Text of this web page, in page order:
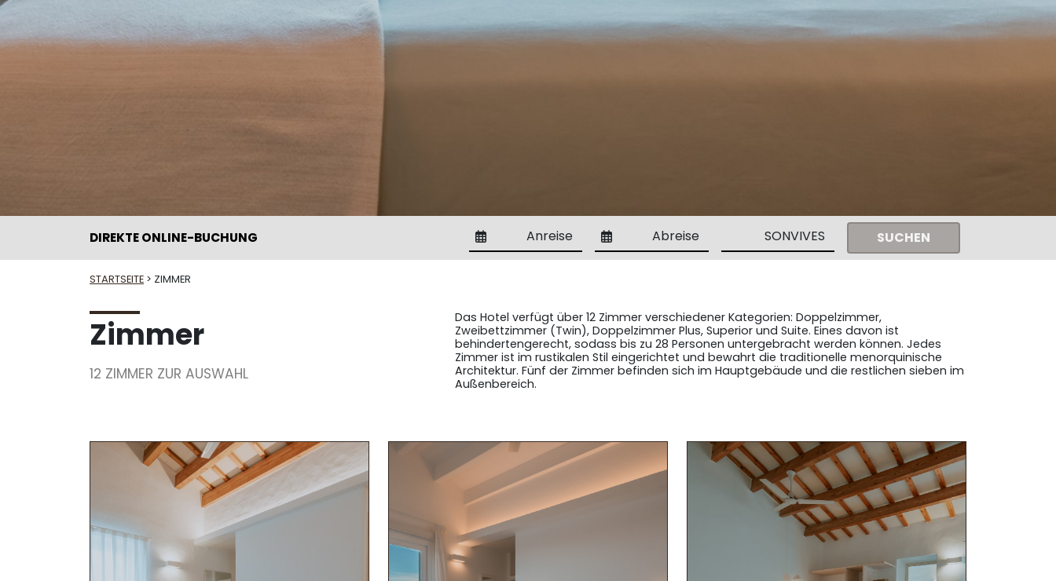
DIREKTE ONLINE-BUCHUNG Anreise Abreise SUCHEN
STARTSEITE > ZIMMER
Zimmer
12 ZIMMER ZUR AUSWAHL
Das Hotel verfügt über 12 Zimmer verschiedener Kategorien: Doppelzimmer,
Zweibettzimmer (Twin), Doppelzimmer Plus, Superior und Suite. Eines davon ist
behindertengerecht, sodass bis zu 28 Personen untergebracht werden können. Jedes
Zimmer ist im rustikalen Stil eingerichtet und bewahrt die traditionelle menorquinische
Architektur. Fünf der Zimmer befinden sich im Hauptgebäude und die restlichen sieben im
Außenbereich.